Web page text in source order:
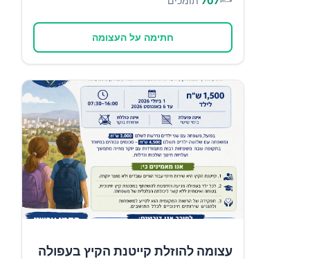
חתימה על העצומה
עצומה להוזלת קייטנת הקיץ בעפולה